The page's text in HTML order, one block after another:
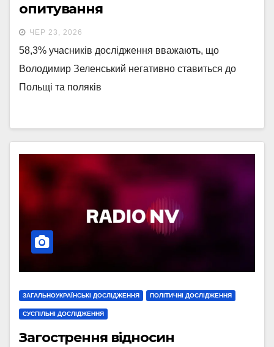
опитування
ЧЕР 23, 2026
58,3% учасників дослідження вважають, що
Володимир Зеленський негативно ставиться до
Польщі та поляків
ЗАГАЛЬНОУКРАЇНСЬКІ ДОСЛІДЖЕННЯ ПОЛІТИЧНІ ДОСЛІДЖЕННЯ
СУСПІЛЬНІ ДОСЛІДЖЕННЯ
Загострення відносин